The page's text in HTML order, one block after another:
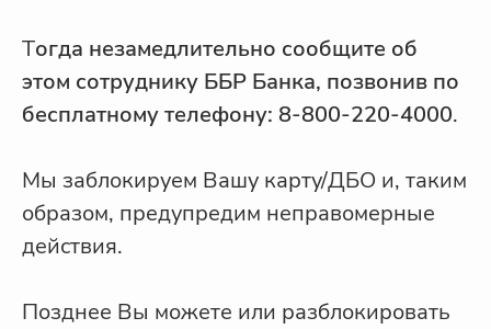
Тогда незамедлительно сообщите об
этом сотруднику ББР Банка, позвонив по
бесплатному телефону: 8-800-220-4000.
Мы заблокируем Вашу карту/ДБО и, таким
образом, предупредим неправомерные
действия.
Позднее Вы можете или разблокировать